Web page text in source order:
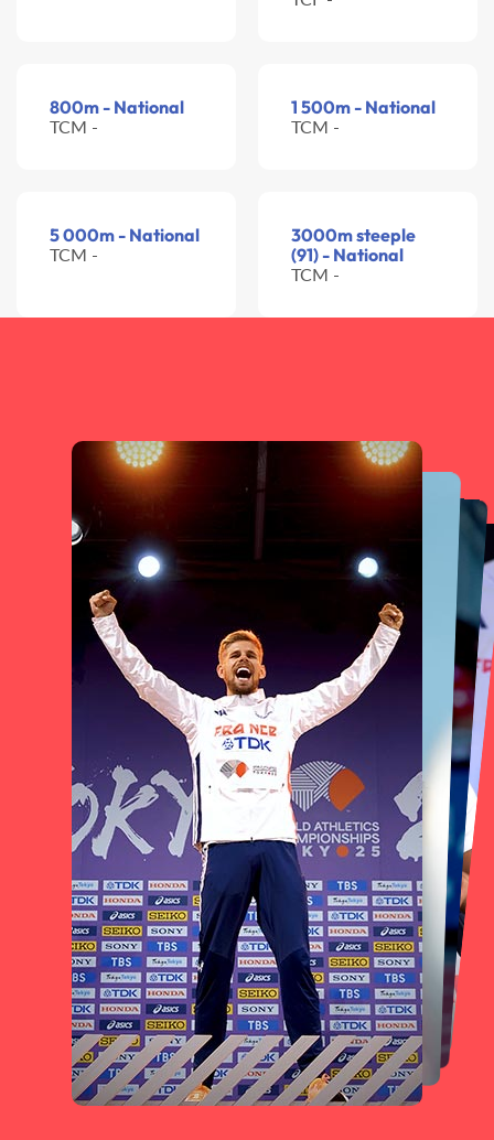
800m - National
TCM -
1 500m - National
TCM -
5 000m - National
TCM -
3000m steeple
(91) - National
TCM -